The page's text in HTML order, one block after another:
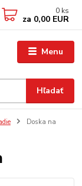
Menu
Hľadať
0 ks
za 0,00 EUR
Doska na